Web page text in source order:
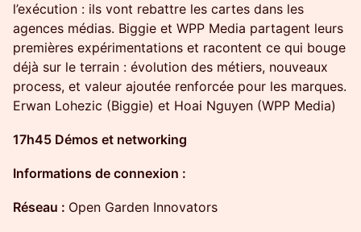
l’exécution : ils vont rebattre les cartes dans les
agences médias. Biggie et WPP Media partagent leurs
premières expérimentations et racontent ce qui bouge
déjà sur le terrain : évolution des métiers, nouveaux
process, et valeur ajoutée renforcée pour les marques.
Erwan Lohezic (Biggie) et Hoai Nguyen (WPP Media)
17h45 Démos et networking
Informations de connexion :
Réseau : Open Garden Innovators